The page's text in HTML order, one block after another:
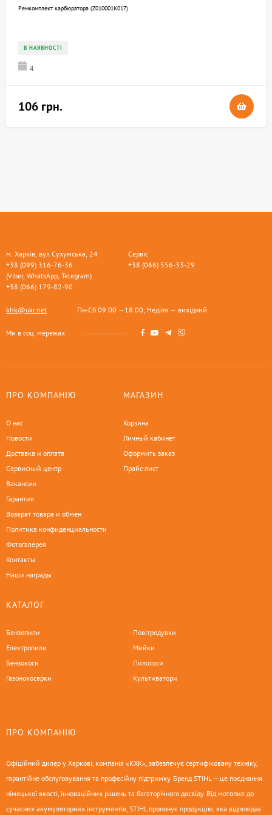
Ремкомплект карбюратора (Z010001K017)
В НАЯВНОСТІ
4
106 грн.
м. Харків, вул.Сухумська, 24
+38 (099) 316-76-36
(Viber, WhatsApp, Telegram)
+38 (066) 179-82-90
Сервіс
+38 (066) 556-33-29
khk@ukr.net Пн-Сб 09:00 —18:00, Неділя — вихідний
Ми в соц. мережах
ПРО КОМПАНІЮ
О нас
Новости
Доставка и оплата
Сервисный центр
Вакансии
Гарантия
Возврат товара и обмен
Политика конфиденциальности
Фотогалерея
Контакты
Наши награды
МАГАЗИН
Корзина
Личный кабинет
Оформить заказ
Прайс-лист
КАТАЛОГ
Бензопили
Електропили
Бензокоси
Газонокосарки
Повітродувки
Мийки
Пилососи
Культиватори
ПРО КОМПАНІЮ
Офіційний дилер у Харкові, компанія «КХК», забезпечує сертифіковану техніку,
гарантійне обслуговування та професійну підтримку. Бренд STIHL — це поєднання
німецької якості, інноваційних рішень та багаторічного досвіду. Від мотопил до
сучасних акумуляторних інструментів, STIHL пропонує продукцію, яка відповідає